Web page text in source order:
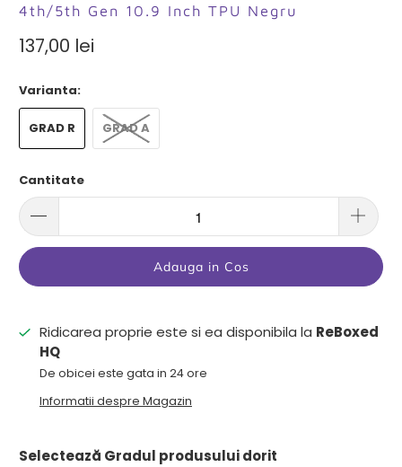
4th/5th Gen 10.9 Inch TPU Negru
137,00 lei
Varianta:
GRAD R GRAD A
Cantitate
Adauga in Cos
Ridicarea proprie este si ea disponibila la ReBoxed
HQ
De obicei este gata in 24 ore
Informatii despre Magazin
Selectează Gradul produsului dorit